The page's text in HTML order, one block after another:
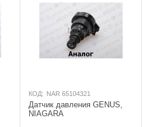
КОД: NAR 65104321
Датчик давления GENUS,
NIAGARA